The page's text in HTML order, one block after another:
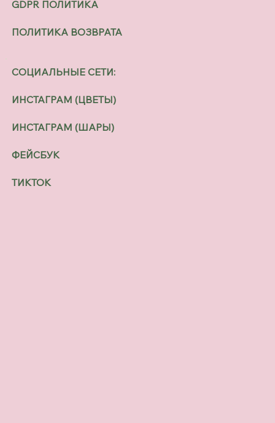
GDPR ПОЛИТИКА
ПОЛИТИКА ВОЗВРАТА
СОЦИАЛЬНЫЕ СЕТИ:
ИНСТАГРАМ (ЦВЕТЫ)
ИНСТАГРАМ (ШАРЫ)
ФЕЙСБУК
ТИКТОК